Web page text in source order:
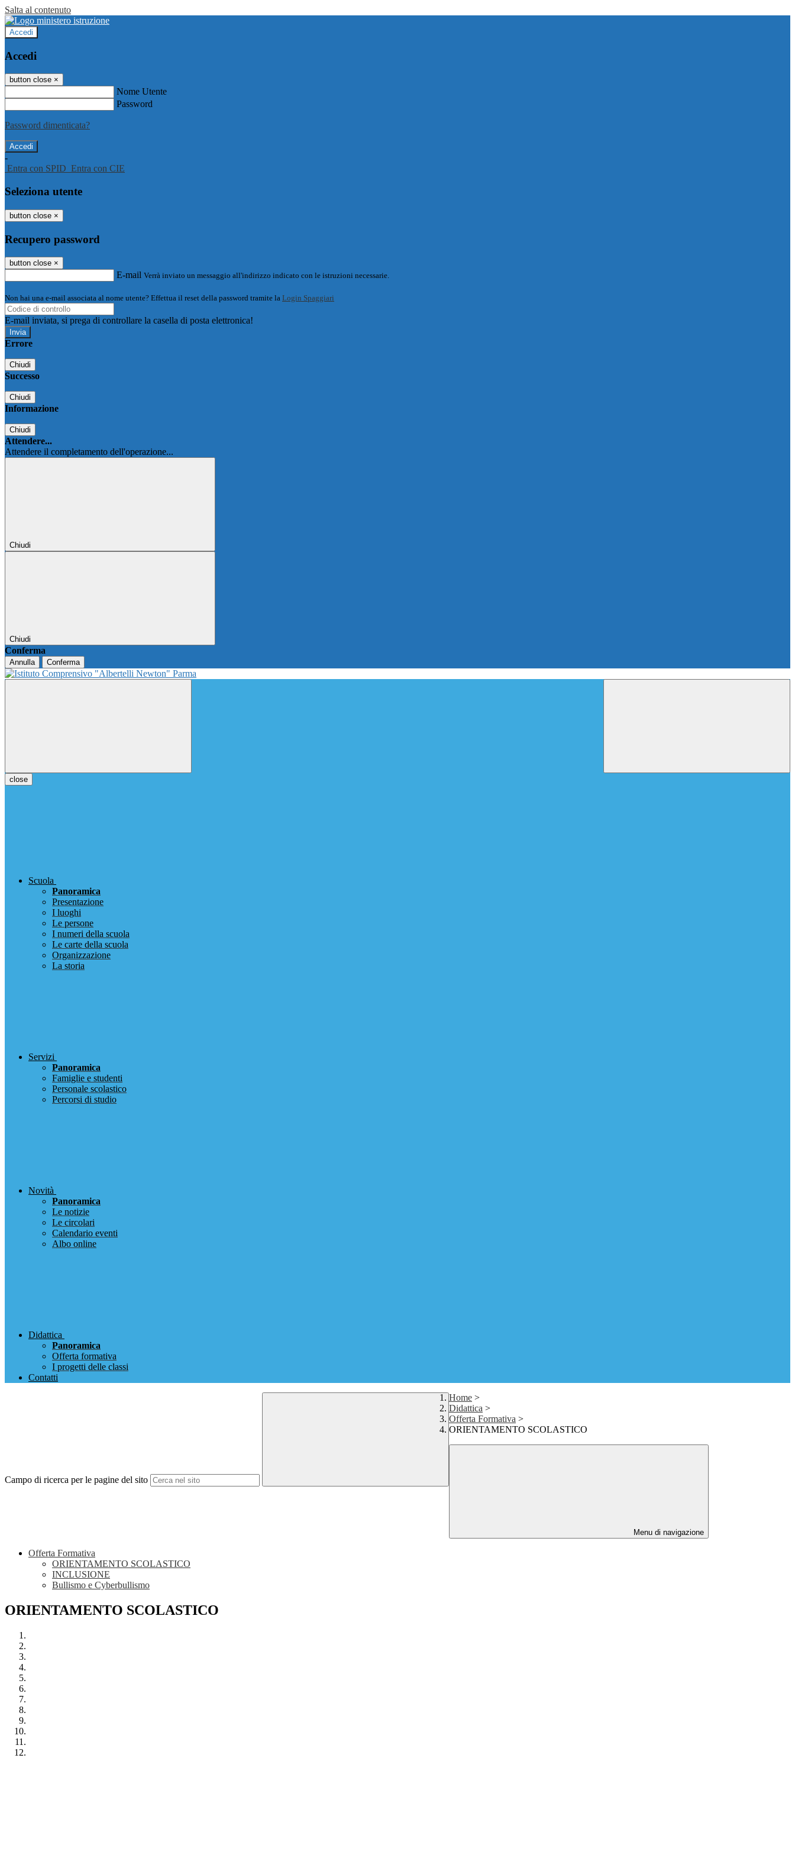
Salta al contenuto
Accedi
Accedi
button close ×
Nome Utente
Password
Password dimenticata?
-
Entra con SPID Entra con CIE
Seleziona utente
button close ×
Recupero password
button close ×
E-mail Verrà inviato un messaggio all'indirizzo indicato con le istruzioni necessarie.
Non hai una e-mail associata al nome utente? Effettua il reset della password tramite la Login Spaggiari
E-mail inviata, si prega di controllare la casella di posta elettronica!
Errore
Chiudi
Successo
Chiudi
Informazione
Chiudi
Attendere...
Attendere il completamento dell'operazione...
Chiudi
Chiudi
Conferma
Annulla Conferma
close
Scuola
Panoramica
Presentazione
I luoghi
Le persone
I numeri della scuola
Le carte della scuola
Organizzazione
La storia
Servizi
Panoramica
Famiglie e studenti
Personale scolastico
Percorsi di studio
Novità
Panoramica
Le notizie
Le circolari
Calendario eventi
Albo online
Didattica
Panoramica
Offerta formativa
I progetti delle classi
Contatti
Campo di ricerca per le pagine del sito
Home >
Didattica >
Offerta Formativa >
ORIENTAMENTO SCOLASTICO
Menu di navigazione
Offerta Formativa
ORIENTAMENTO SCOLASTICO
INCLUSIONE
Bullismo e Cyberbullismo
ORIENTAMENTO SCOLASTICO